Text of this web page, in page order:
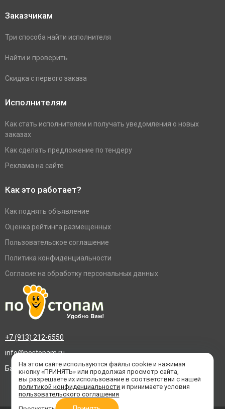
Заказчикам
Три способа найти исполнителя
Найти и проверить
Скидка с первого заказа
Исполнителям
Как стать исполнителем и получать уведомления о новых
заказах
Как сделать предложение по тендеру
Реклама на сайте
Как это работает?
Как поднять объявление
Оценка рейтинга размещенных
Пользовательское соглашение
Политика конфиденциальности
Согласие на обработку персональных данных
+7 (913) 212-6550
info@postopam.ru
Барнаул, пр. Социалистический 109, оф.455
На этом сайте используются файлы cookie и нажимая
кнопку «ПРИНЯТЬ» или продолжая просмотр сайта,
вы разрешаете их использование в соответствии с нашей
политикой конфиденциальности и принимаете условия
пользовательского соглашения